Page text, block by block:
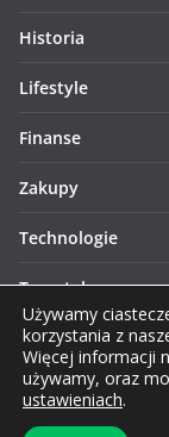
Historia
Lifestyle
Finanse
Zakupy
Technologie
Turystyka
Używamy
korzystania z
Więcej informacji
używamy, oraz
ustawieniach.